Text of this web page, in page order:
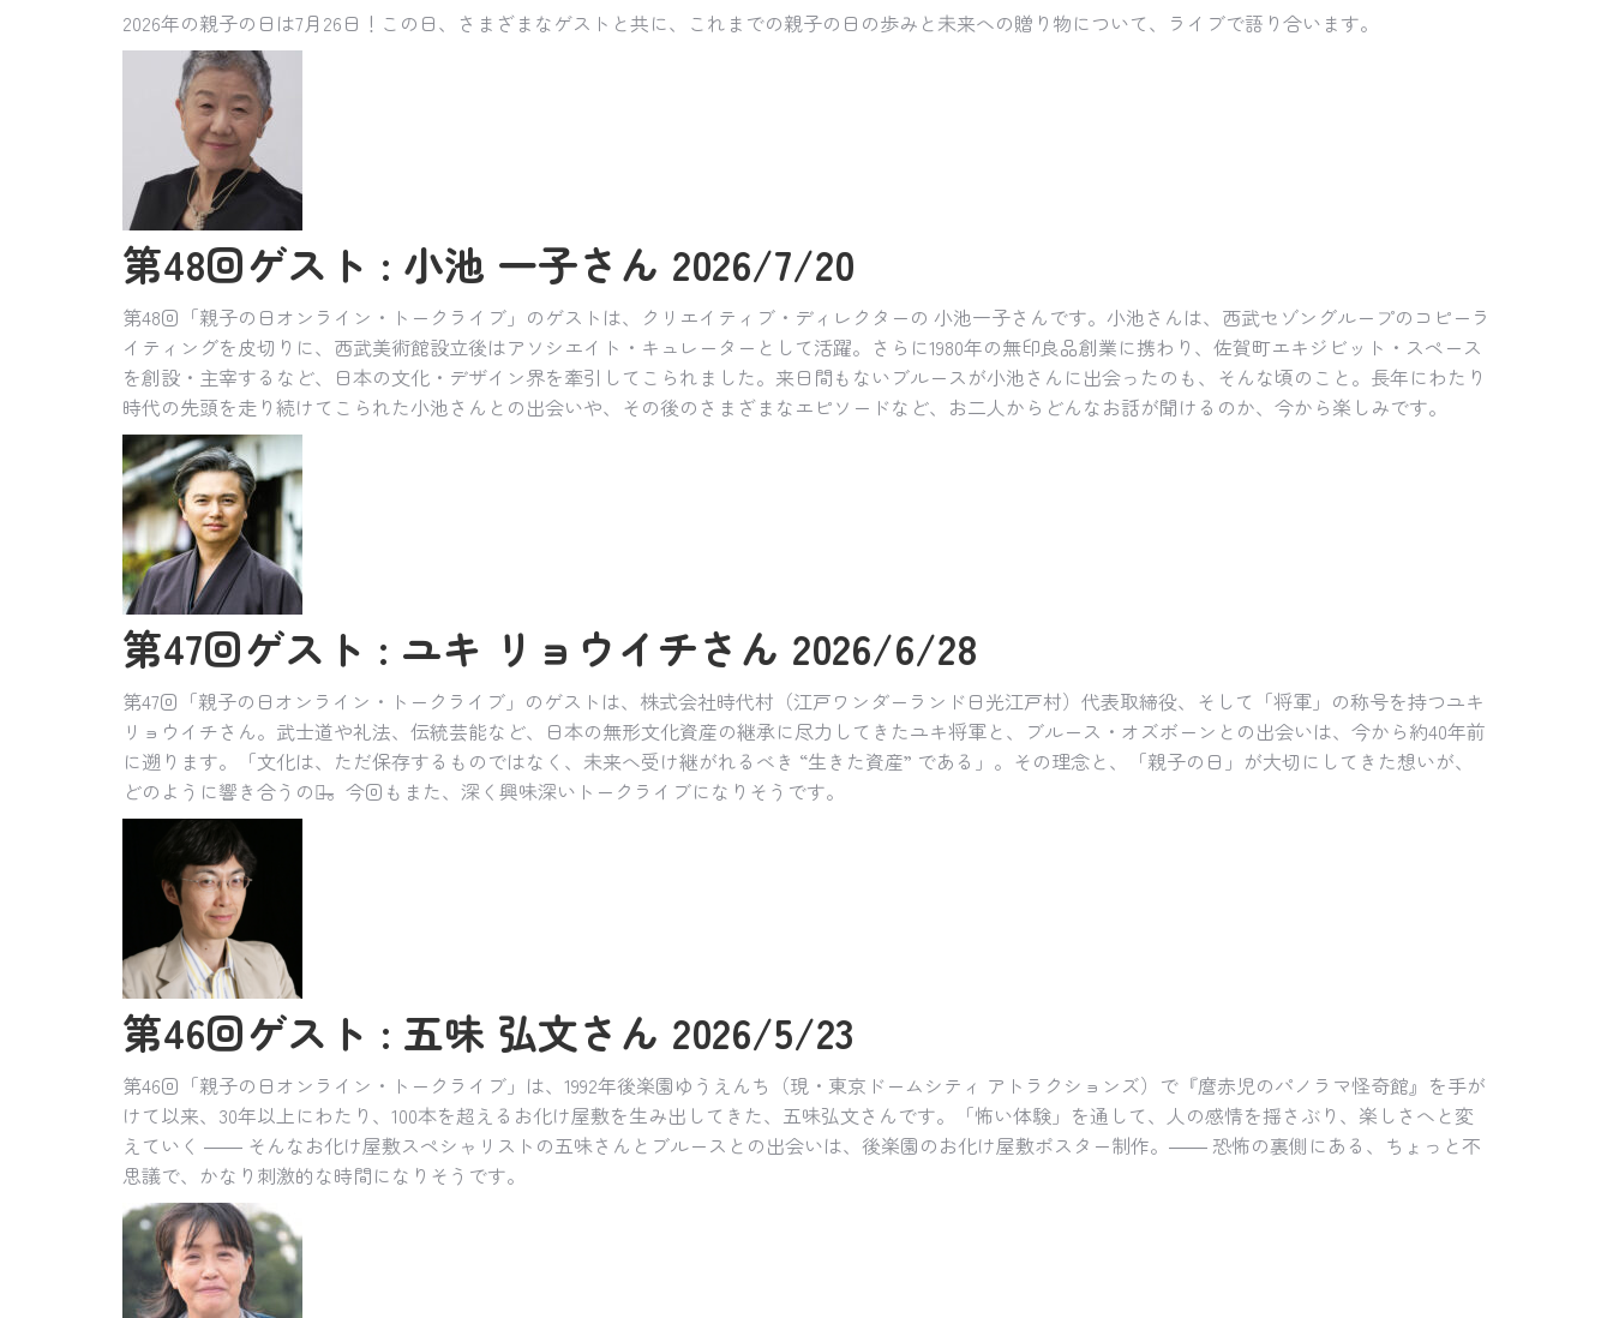
2026年の親子の日は7月26日！この日、さまざまなゲストと共に、これまでの親子の日の歩みと未来への贈り物について、ライブで語り合います。
第48回ゲスト : 小池 一子さん 2026/7/20
第48回「親子の日オンライン・トークライブ」のゲストは、クリエイティブ・ディレクターの 小池一子さんです。小池さんは、西武セゾングループのコピーラ
イティングを皮切りに、西武美術館設立後はアソシエイト・キュレーターとして活躍。さらに1980年の無印良品創業に携わり、佐賀町エキジビット・スペース
を創設・主宰するなど、日本の文化・デザイン界を牽引してこられました。来日間もないブルースが小池さんに出会ったのも、そんな頃のこと。長年にわたり
時代の先頭を走り続けてこられた小池さんとの出会いや、その後のさまざまなエピソードなど、お二人からどんなお話が聞けるのか、今から楽しみです。
第47回ゲスト : ユキ リョウイチさん 2026/6/28
第47回「親子の日オンライン・トークライブ」のゲストは、株式会社時代村（江戸ワンダーランド日光江戸村）代表取締役、そして「将軍」の称号を持つユキ
リョウイチさん。武士道や礼法、伝統芸能など、日本の無形文化資産の継承に尽力してきたユキ将軍と、ブルース・オズボーンとの出会いは、今から約40年前
に遡ります。「文化は、ただ保存するものではなく、未来へ受け継がれるべき “生きた資産” である」。その理念と、「親子の日」が大切にしてきた想いが、
どのように響き合うのか̶̶。今回もまた、深く興味深いトークライブになりそうです。
第46回ゲスト : 五味 弘文さん 2026/5/23
第46回「親子の日オンライン・トークライブ」は、1992年後楽園ゆうえんち（現・東京ドームシティ アトラクションズ）で『麿赤児のパノラマ怪奇館』を手が
けて以来、30年以上にわたり、100本を超えるお化け屋敷を生み出してきた、五味弘文さんです。「怖い体験」を通して、人の感情を揺さぶり、楽しさへと変
えていく ―― そんなお化け屋敷スペシャリストの五味さんとブルースとの出会いは、後楽園のお化け屋敷ポスター制作。―― 恐怖の裏側にある、ちょっと不
思議で、かなり刺激的な時間になりそうです。